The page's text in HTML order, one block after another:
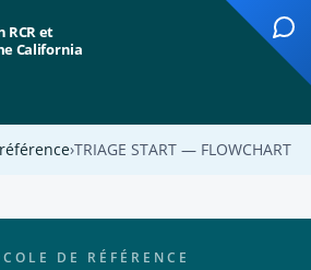
RCR et
California
TRIAGE START — FLOWCHART
DE RÉFÉRENCE